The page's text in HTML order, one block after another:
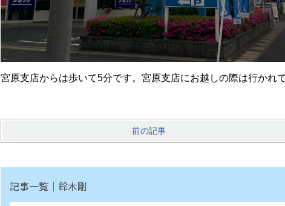
宮原支店からは歩いて5分です。宮原支店にお越しの際は行かれ
前の記事
記事一覧｜鈴木剛